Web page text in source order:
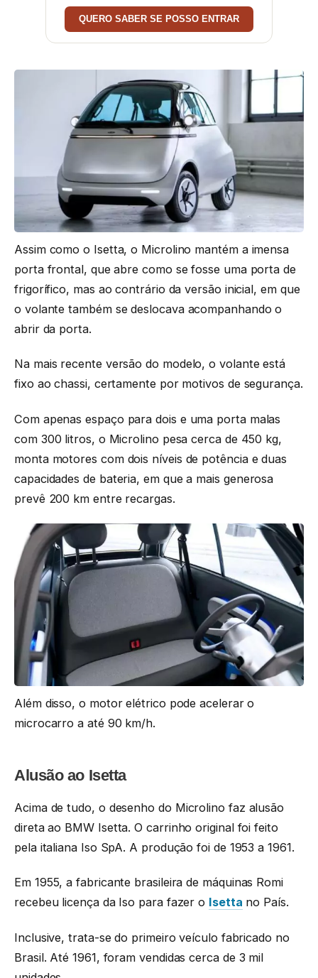
QUERO SABER SE POSSO ENTRAR
Assim como o Isetta, o Microlino mantém a imensa
porta frontal, que abre como se fosse uma porta de
frigorífico, mas ao contrário da versão inicial, em que
o volante também se deslocava acompanhando o
abrir da porta.
Na mais recente versão do modelo, o volante está
fixo ao chassi, certamente por motivos de segurança.
Com apenas espaço para dois e uma porta malas
com 300 litros, o Microlino pesa cerca de 450 kg,
monta motores com dois níveis de potência e duas
capacidades de bateria, em que a mais generosa
prevê 200 km entre recargas.
Além disso, o motor elétrico pode acelerar o
microcarro a até 90 km/h.
Alusão ao Isetta
Acima de tudo, o desenho do Microlino faz alusão
direta ao BMW Isetta. O carrinho original foi feito
pela italiana Iso SpA. A produção foi de 1953 a 1961.
Em 1955, a fabricante brasileira de máquinas Romi
recebeu licença da Iso para fazer o Isetta no País.
Inclusive, trata-se do primeiro veículo fabricado no
Brasil. Até 1961, foram vendidas cerca de 3 mil